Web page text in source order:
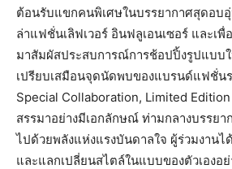
ต้อนรับแขกคนพิเศษในบรรยากาศสุดอบอุ่
ล่าแฟชั่นเลิฟเวอร์ อินฟลูเอนเซอร์ และเ
มาสัมผัสประสบการณ์การช้อปปิ้งรูปแบบ
เปรียบเสมือนจุดนัดพบของแบรนด์แฟชั่น
Special Collaboration, Limited
สรรมาอย่างมีเอกลักษณ์ ท่ามกลางบรรยา
ไปด้วยพลังแห่งแรงบันดาลใจ ผู้ร่วมงาน
และแลกเปลี่ยนสไตล์ในแบบของตัวเองอ